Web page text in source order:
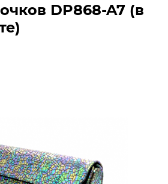
DP868-A7 (в